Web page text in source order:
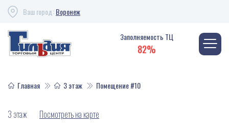
Ваш город:Воронеж
Заполняемость ТЦ
82%
Главная 3 этаж Помещение #10
3 этаж Посмотреть на карте